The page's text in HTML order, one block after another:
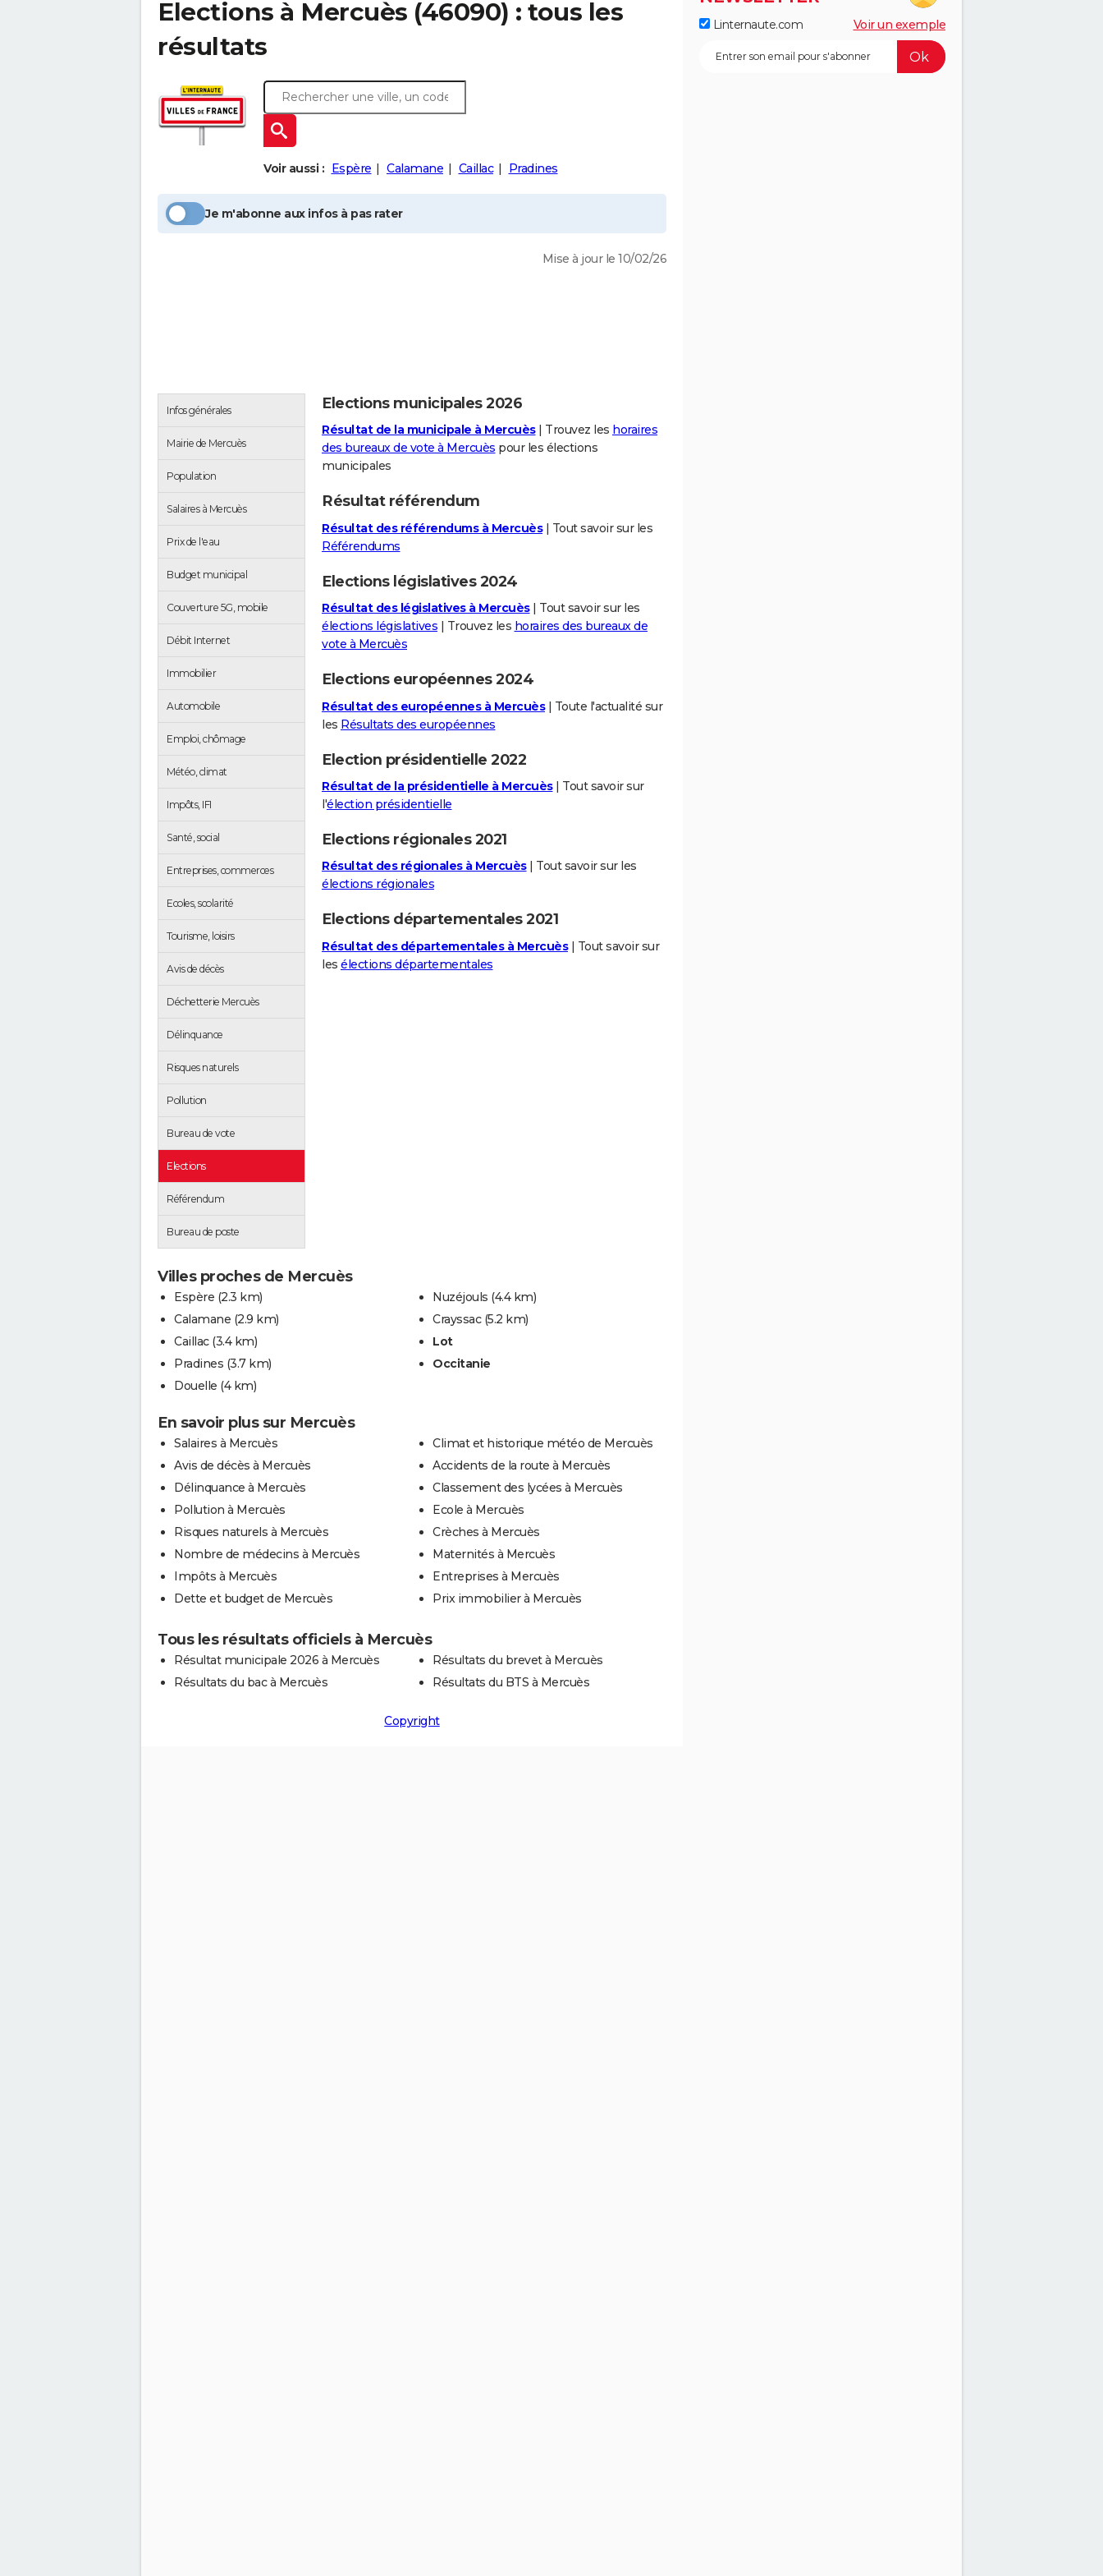
Elections à Mercuès (46090) : tous les
résultats
Voir aussi : Espère Calamane Caillac Pradines
Je m'abonne aux infos à pas rater
Mise à jour le 10/02/26
Infos générales
Mairie de Mercuès
Population
Salaires à Mercuès
Prix de l'eau
Budget municipal
Couverture 5G, mobile
Débit Internet
Immobilier
Automobile
Emploi, chômage
Météo, climat
Impôts, IFI
Santé, social
Entreprises, commerces
Ecoles, scolarité
Tourisme, loisirs
Avis de décès
Déchetterie Mercuès
Délinquance
Risques naturels
Pollution
Bureau de vote
Elections
Référendum
Bureau de poste
Elections municipales 2026
Résultat de la municipale à Mercuès| Trouvez les horaires
des bureaux de vote à Mercuès pour les élections
municipales
Résultat référendum
Résultat des référendums à Mercuès| Tout savoir sur les
Référendums
Elections législatives 2024
Résultat des législatives à Mercuès| Tout savoir sur les
élections législatives | Trouvez les horaires des bureaux de
vote à Mercuès
Elections européennes 2024
Résultat des européennes à Mercuès| Toute l'actualité sur
les Résultats des européennes
Election présidentielle 2022
Résultat de la présidentielle à Mercuès| Tout savoir sur
l'élection présidentielle
Elections régionales 2021
Résultat des régionales à Mercuès| Tout savoir sur les
élections régionales
Elections départementales 2021
Résultat des départementales à Mercuès| Tout savoir sur
les élections départementales
Villes proches de Mercuès
Espère (2.3 km)
Calamane (2.9 km)
Caillac (3.4 km)
Pradines (3.7 km)
Douelle (4 km)
Nuzéjouls (4.4 km)
Crayssac (5.2 km)
Lot
Occitanie
En savoir plus sur Mercuès
Salaires à Mercuès
Avis de décès à Mercuès
Délinquance à Mercuès
Pollution à Mercuès
Risques naturels à Mercuès
Nombre de médecins à Mercuès
Impôts à Mercuès
Dette et budget de Mercuès
Climat et historique météo de Mercuès
Accidents de la route à Mercuès
Classement des lycées à Mercuès
Ecole à Mercuès
Crèches à Mercuès
Maternités à Mercuès
Entreprises à Mercuès
Prix immobilier à Mercuès
Tous les résultats officiels à Mercuès
Résultat municipale 2026 à Mercuès
Résultats du bac à Mercuès
Résultats du brevet à Mercuès
Résultats du BTS à Mercuès
Copyright
Linternaute.com Voir un exemple